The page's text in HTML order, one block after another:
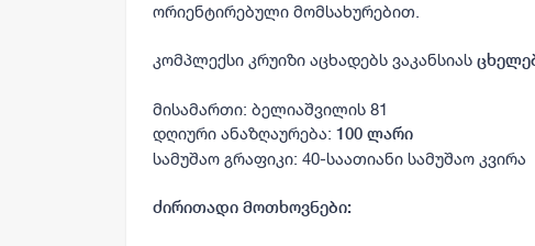
ორიენტირებული მომსახურებით.
კომპლექსი კრუიზი აცხადებს ვაკანსიას
მისამართი: ბელიაშვილის 81
დღიური ანაზღაურება: 100 ლარი
სამუშაო გრაფიკი: 40-საათიანი სამუშაო კვირა
ძირითადი მოთხოვნები: